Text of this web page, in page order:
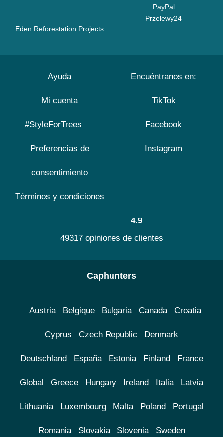
Eden Reforestation Projects
PayPal
Przelewy24
Ayuda
Mi cuenta
#StyleForTrees
Preferencias de
consentimiento
Términos y condiciones
Encuéntranos en:
TikTok
Facebook
Instagram
4.9
49317 opiniones de clientes
Caphunters
Austria Belgique Bulgaria Canada Croatia
Cyprus Czech Republic Denmark
Deutschland España Estonia Finland France
Global Greece Hungary Ireland Italia Latvia
Lithuania Luxembourg Malta Poland Portugal
Romania Slovakia Slovenia Sweden